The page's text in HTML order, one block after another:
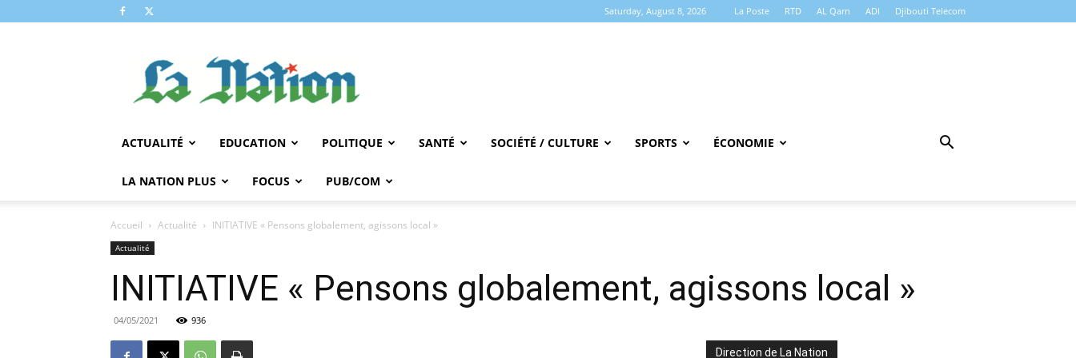
Saturday, August 8, 2026 La Poste RTD AL Qarn ADI Djibouti Telecom
NATION
ACTUALITÉ EDUCATION POLITIQUE SANTÉ SOCIÉTÉ / CULTURE SPORTS ÉCONOMIE
LA NATION PLUS FOCUS PUB/COM
Accueil Actualité INITIATIVE « Pensons globalement, agissons local »
Actualité
INITIATIVE « Pensons globalement, agissons local »
04/05/2021 936
Direction de La Nation